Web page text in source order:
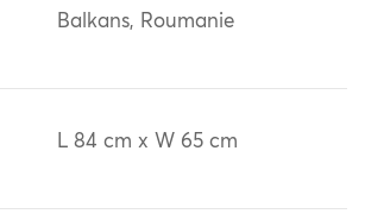
Balkans, Roumanie
L 84 cm x W 65 cm